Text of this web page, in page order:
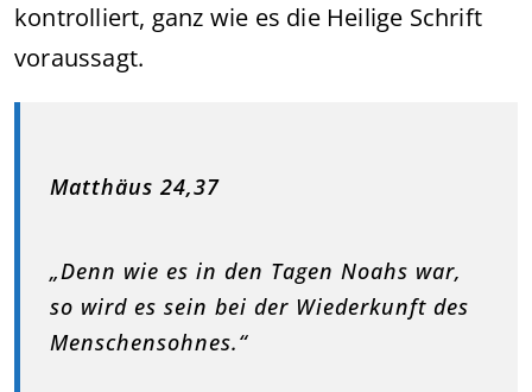
kontrolliert, ganz wie es die Heilige Schrift
voraussagt.
Matthäus 24,37
„Denn wie es in den Tagen Noahs war,
so wird es sein bei der Wiederkunft des
Menschensohnes.“